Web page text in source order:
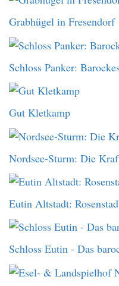
Grabhügel in Fresendorf
Schloss Panker:
Gut Kletkamp
Nordsee-Sturm: Die
Eutin Altstadt:
Schloss Eutin - Das